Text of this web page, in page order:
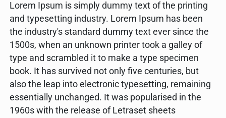
Lorem Ipsum is simply dummy text of the printing
and typesetting industry. Lorem Ipsum has been
the industry's standard dummy text ever since the
1500s, when an unknown printer took a galley of
type and scrambled it to make a type specimen
book. It has survived not only five centuries, but
also the leap into electronic typesetting, remaining
essentially unchanged. It was popularised in the
1960s with the release of Letraset sheets